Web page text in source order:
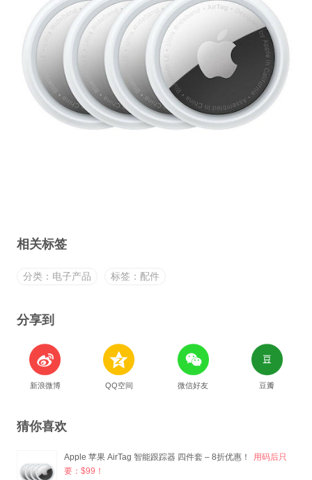
相关标签
分类：电子产品 标签：配件
分享到
新浪微博 QQ空间 微信好友 豆瓣
猜你喜欢
Apple 苹果 AirTag 智能跟踪器 四件套 – 8折优惠！
用码后只
要：$99！